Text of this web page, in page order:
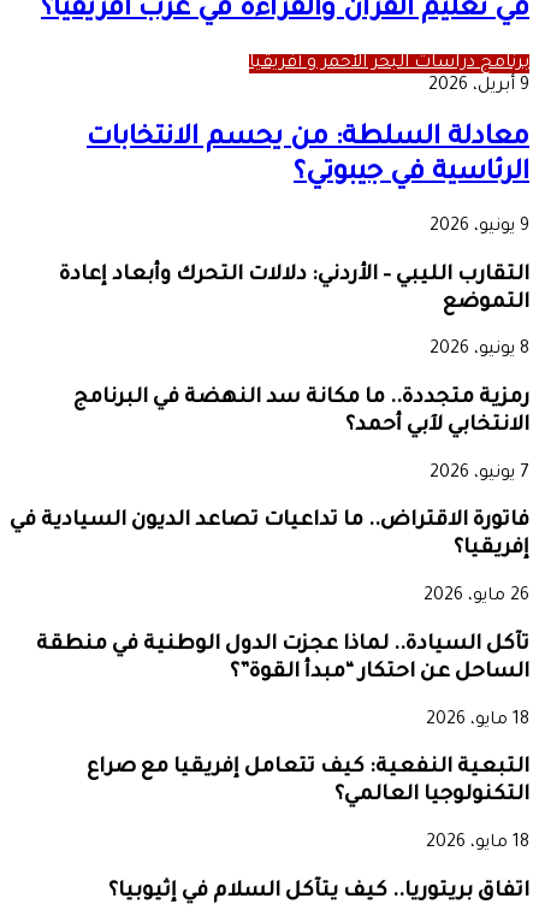
في تعليم القرآن والقراءة في غرب أفريقيا؟
برنامج دراسات البحر الأحمر و أفريقيا
9 أبريل، 2026
معادلة السلطة: من يحسم الانتخابات
الرئاسية في جيبوتي؟
9 يونيو، 2026
التقارب الليبي – الأردني: دلالات التحرك وأبعاد إعادة
التموضع
8 يونيو، 2026
رمزية متجددة.. ما مكانة سد النهضة في البرنامج
الانتخابي لآبي أحمد؟
7 يونيو، 2026
فاتورة الاقتراض.. ما تداعيات تصاعد الديون السيادية في
إفريقيا؟
26 مايو، 2026
تآكل السيادة.. لماذا عجزت الدول الوطنية في منطقة
الساحل عن احتكار “مبدأ القوة”؟
18 مايو، 2026
التبعية النفعية: كيف تتعامل إفريقيا مع صراع
التكنولوجيا العالمي؟
18 مايو، 2026
اتفاق بريتوريا.. كيف يتآكل السلام في إثيوبيا؟